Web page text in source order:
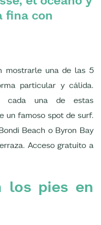
fina con
mostrarle una de las 5
particular y cálida.
cada una de estas
un famoso spot de surf.
Beach o Byron Bay
Acceso gratuito a
los pies en